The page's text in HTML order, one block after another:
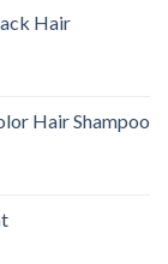
Hair
Hair Shampoo